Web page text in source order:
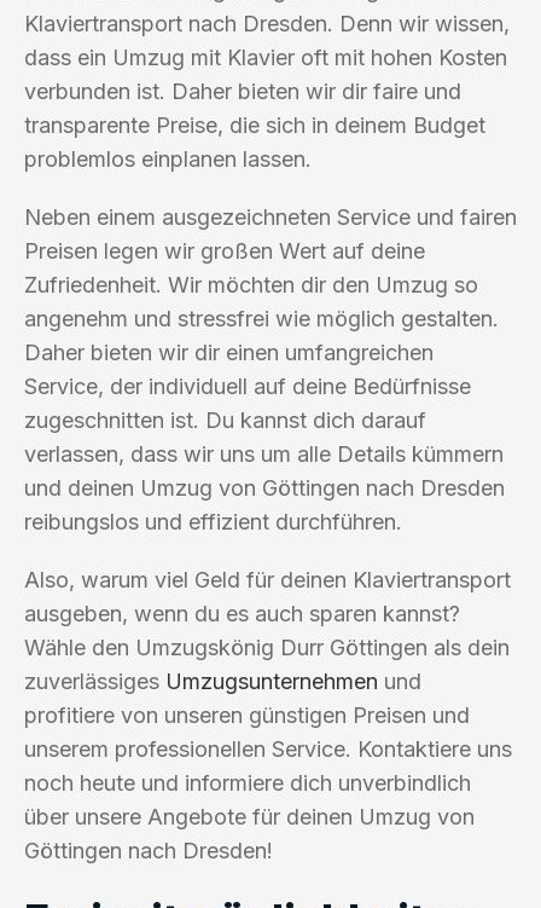
Klaviertransport nach Dresden. Denn wir wissen,
dass ein Umzug mit Klavier oft mit hohen Kosten
verbunden ist. Daher bieten wir dir faire und
transparente Preise, die sich in deinem Budget
problemlos einplanen lassen.
Neben einem ausgezeichneten Service und fairen
Preisen legen wir großen Wert auf deine
Zufriedenheit. Wir möchten dir den Umzug so
angenehm und stressfrei wie möglich gestalten.
Daher bieten wir dir einen umfangreichen
Service, der individuell auf deine Bedürfnisse
zugeschnitten ist. Du kannst dich darauf
verlassen, dass wir uns um alle Details kümmern
und deinen Umzug von Göttingen nach Dresden
reibungslos und effizient durchführen.
Also, warum viel Geld für deinen Klaviertransport
ausgeben, wenn du es auch sparen kannst?
Wähle den Umzugskönig Durr Göttingen als dein
zuverlässiges Umzugsunternehmen und
profitiere von unseren günstigen Preisen und
unserem professionellen Service. Kontaktiere uns
noch heute und informiere dich unverbindlich
über unsere Angebote für deinen Umzug von
Göttingen nach Dresden!